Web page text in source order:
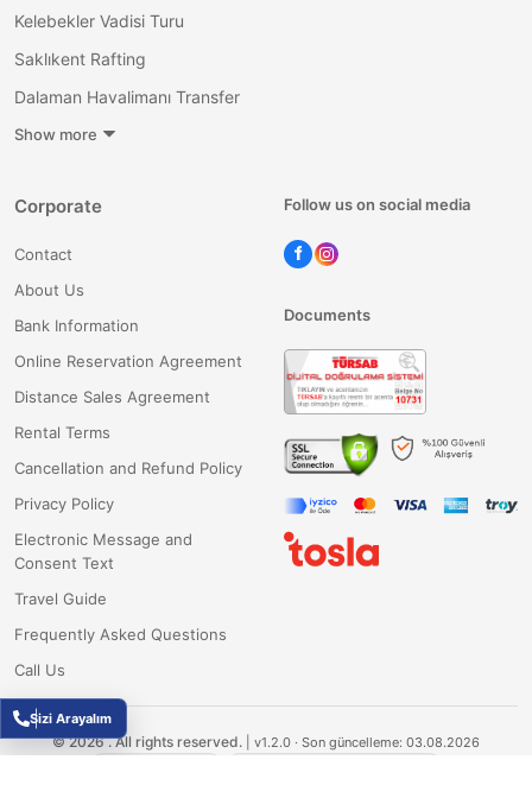
Kelebekler Vadisi Turu
Saklıkent Rafting
Dalaman Havalimanı Transfer
Show more
Corporate
Contact
About Us
Bank Information
Online Reservation Agreement
Distance Sales Agreement
Rental Terms
Cancellation and Refund Policy
Privacy Policy
Electronic Message and
Consent Text
Travel Guide
Frequently Asked Questions
Call Us
Follow us on social media
Documents
©2026 .All rights reserved. v1.2.0 · Son güncelleme: 03.08.2026
Sizi Arayalım